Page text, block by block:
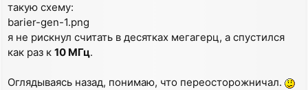
такую схему:
barier-gen-1.png
я не рискнул считать в десятках мегагерц, а спустился
как раз к 10 МГц.
Оглядываясь назад, понимаю, что переосторожничал.